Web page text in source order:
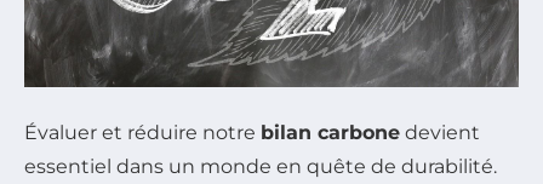
Évaluer et réduire notre bilan carbone devient
essentiel dans un monde en quête de durabilité.